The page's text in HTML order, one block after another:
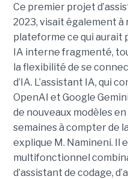
Ce premier projet
2023, visait également
plateforme ce qui aurait
IA interne fragmenté,
la flexibilité de se
d’IA. L’assistant IA, qui
OpenAI et Google
de nouveaux modèles en
semaines à compter de
explique M. Namineni. Il
multifonctionnel
d’assistant de codage,